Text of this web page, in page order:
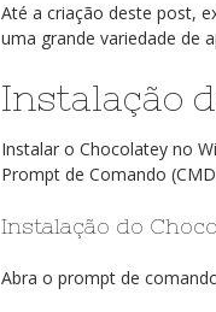
Até a criação deste post,
uma grande variedade de
Instalação
Instalar o Chocolatey no
Prompt de Comando
Instalação do
Abra o prompt de